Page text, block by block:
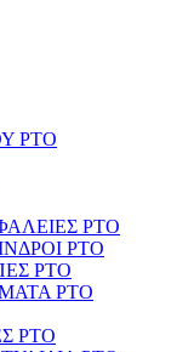
PTO
PTO
PTO
PTO
PTO
PTO